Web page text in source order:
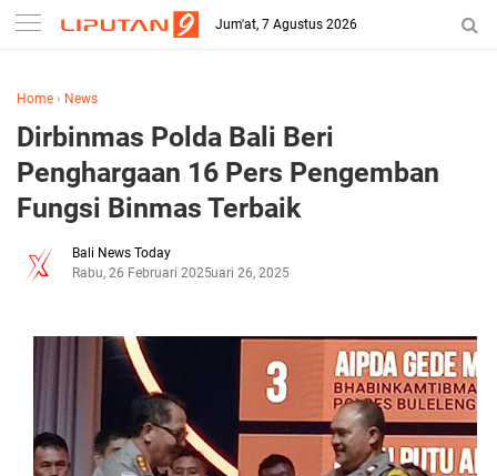
Jum'at, 7 Agustus 2026
Home › News
Dirbinmas Polda Bali Beri
Penghargaan 16 Pers Pengemban
Fungsi Binmas Terbaik
Bali News Today
Rabu, 26 Februari 2025Februari 26, 2025